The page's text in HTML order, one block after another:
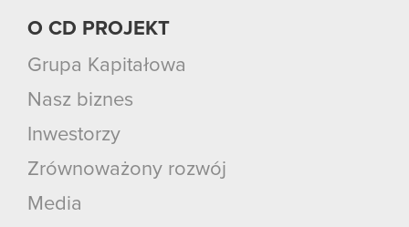
O CD PROJEKT
Grupa Kapitałowa
Nasz biznes
Inwestorzy
Zrównoważony rozwój
Media